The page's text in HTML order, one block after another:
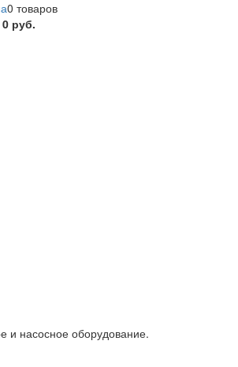
0 товаров
0 руб.
и насосное оборудование.